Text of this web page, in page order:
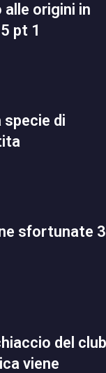
pt 1
sfortunate 3
viene